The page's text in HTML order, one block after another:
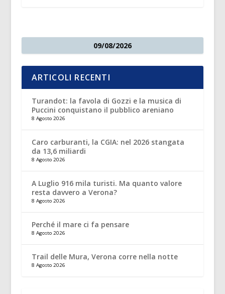
09/08/2026
ARTICOLI RECENTI
Turandot: la favola di Gozzi e la musica di
Puccini conquistano il pubblico areniano
8 Agosto 2026
Caro carburanti, la CGIA: nel 2026 stangata
da 13,6 miliardi
8 Agosto 2026
A Luglio 916 mila turisti. Ma quanto valore
resta davvero a Verona?
8 Agosto 2026
Perché il mare ci fa pensare
8 Agosto 2026
Trail delle Mura, Verona corre nella notte
8 Agosto 2026